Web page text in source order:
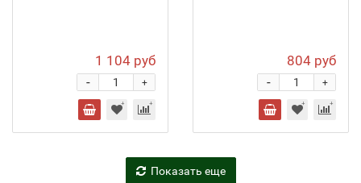
1 104 руб
+
-
804 руб
+
-
Показать еще